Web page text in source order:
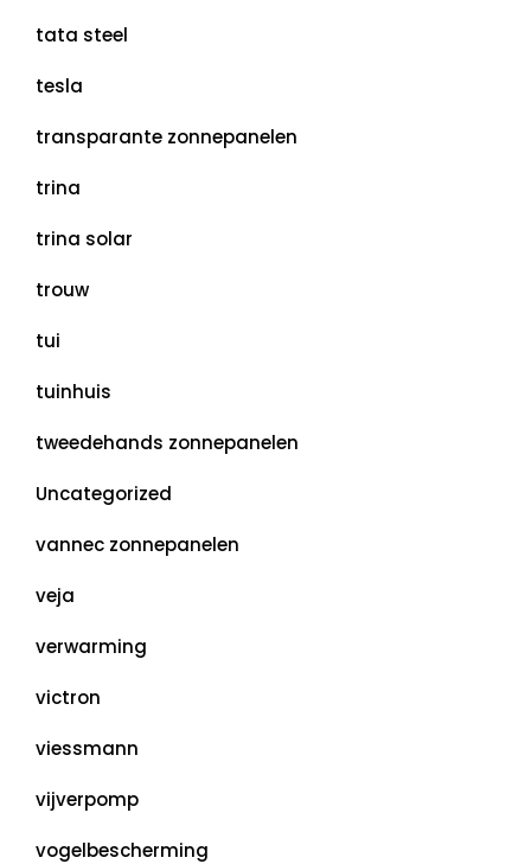
tata steel
tesla
transparante zonnepanelen
trina
trina solar
trouw
tui
tuinhuis
tweedehands zonnepanelen
Uncategorized
vannec zonnepanelen
veja
verwarming
victron
viessmann
vijverpomp
vogelbescherming